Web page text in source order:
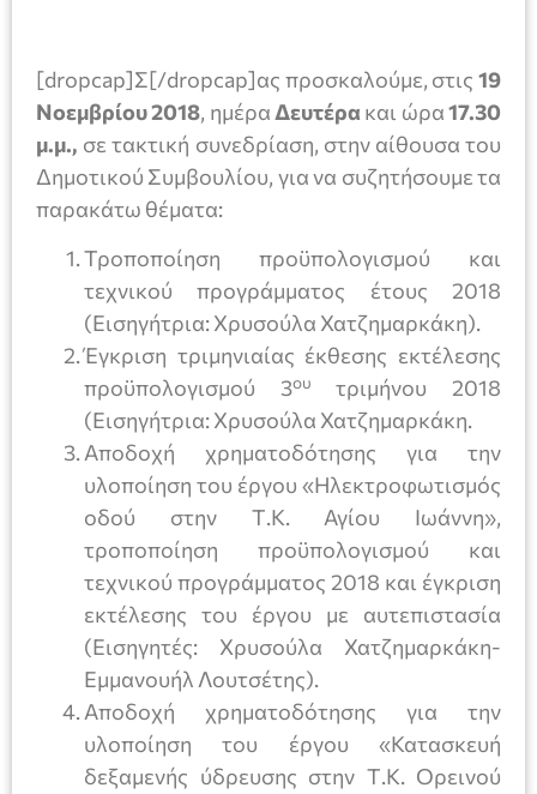
[dropcap]Σ[/dropcap]ας προσκαλούμε, στις 19
Νοεμβρίου2018, ημέρα Δευτέρα και ώρα17.30
μ.μ., σε τακτική συνεδρίαση, στην αίθουσα του
Δημοτικού Συμβουλίου, για να συζητήσουμε τα
παρακάτω θέματα:
Τροποποίηση προϋπολογισμού και
τεχνικού προγράμματος έτους 2018
(Εισηγήτρια: Χρυσούλα Χατζημαρκάκη).
Έγκριση τριμηνιαίας έκθεσης εκτέλεσης
προϋπολογισμού 3ου
τριμήνου 2018
(Εισηγήτρια: Χρυσούλα Χατζημαρκάκη.
Αποδοχή χρηματοδότησης για την
υλοποίηση του έργου «Ηλεκτροφωτισμός
οδού στην Τ.Κ. Αγίου Ιωάννη»,
τροποποίηση προϋπολογισμού και
τεχνικού προγράμματος 2018 και έγκριση
εκτέλεσης του έργου με αυτεπιστασία
(Εισηγητές: Χρυσούλα Χατζημαρκάκη-
Εμμανουήλ Λουτσέτης).
Αποδοχή χρηματοδότησης για την
υλοποίηση του έργου «Κατασκευή
δεξαμενής ύδρευσης στην Τ.Κ. Ορεινού